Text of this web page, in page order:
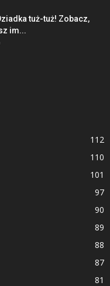
tuż-tuż! Zobacz,
im...
112
110
101
97
90
89
88
87
81